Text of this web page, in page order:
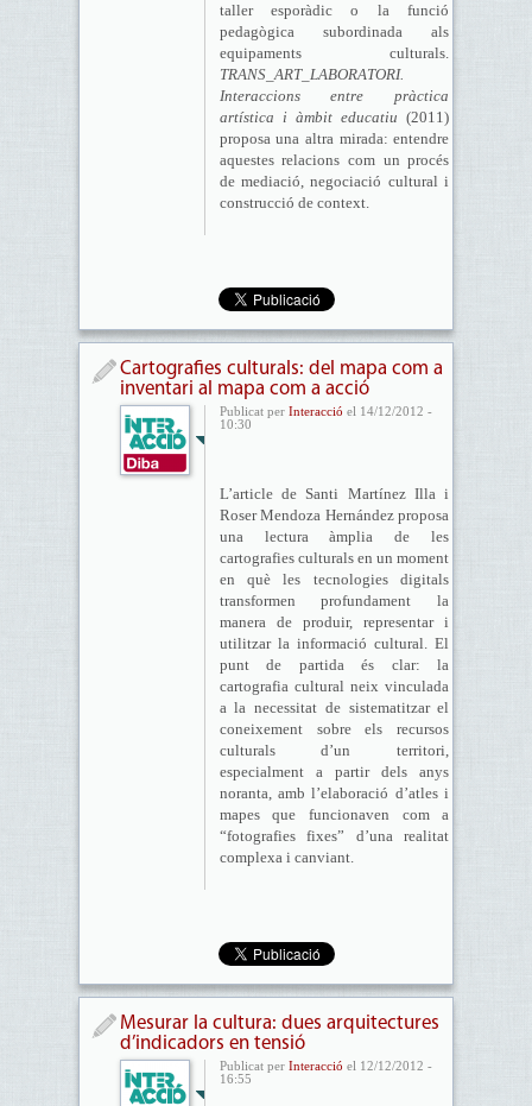
taller esporàdic o la funció
pedagògica subordinada als
equipaments culturals.
TRANS_ART_LABORATORI.
Interaccions entre pràctica
artística i àmbit educatiu (2011)
proposa una altra mirada: entendre
aquestes relacions com un procés
de mediació, negociació cultural i
construcció de context.
Cartografies culturals: del mapa com a
inventari al mapa com a acció
Publicat per Interacció el 14/12/2012 -
10:30
L’article de Santi Martínez Illa i
Roser Mendoza Hernández proposa
una lectura àmplia de les
cartografies culturals en un moment
en què les tecnologies digitals
transformen profundament la
manera de produir, representar i
utilitzar la informació cultural. El
punt de partida és clar: la
cartografia cultural neix vinculada
a la necessitat de sistematitzar el
coneixement sobre els recursos
culturals d’un territori,
especialment a partir dels anys
noranta, amb l’elaboració d’atles i
mapes que funcionaven com a
“fotografies fixes” d’una realitat
complexa i canviant.
Mesurar la cultura: dues arquitectures
d’indicadors en tensió
Publicat per Interacció el 12/12/2012 -
16:55